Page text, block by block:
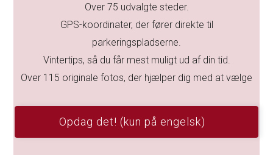
Over 75 udvalgte steder.
GPS-koordinater, der fører direkte til
parkeringspladserne.
Vintertips, så du får mest muligt ud af din tid.
Over 115 originale fotos, der hjælper dig med at vælge
Opdag det! (kun på engelsk)